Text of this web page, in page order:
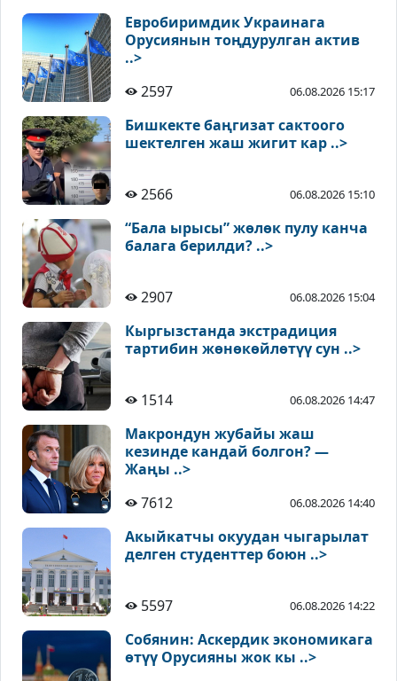
Евробиримдик Украинага
Орусиянын тоңдурулган актив
..>
2597
06.08.2026 15:17
Бишкекте баңгизат сактоого
шектелген жаш жигит кар ..>
2566 06.08.2026 15:10
“Бала ырысы” жөлөк пулу канча
балага берилди? ..>
2907 06.08.2026 15:04
Кыргызстанда экстрадиция
тартибин жөнөкөйлөтүү сун ..>
1514 06.08.2026 14:47
Макрондун жубайы жаш
кезинде кандай болгон? —
Жаңы ..>
7612
06.08.2026 14:40
Акыйкатчы окуудан чыгарылат
делген студенттер боюн ..>
5597 06.08.2026 14:22
Собянин: Аскердик экономикага
өтүү Орусияны жок кы ..>